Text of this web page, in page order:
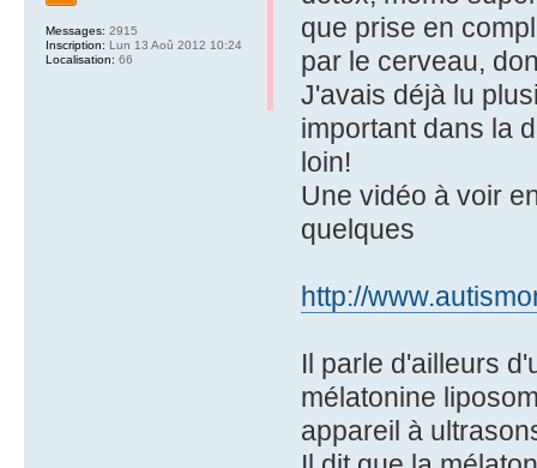
que prise en
par le cerveau,
J'avais déjà lu
important dans la
loin!
Une vidéo à voir
quelques
http://
Il parle d'ailleurs
mélatonine
appareil à
Messages: 2915
Inscription: Lun 13 Aoû 2012 10:24
Localisation: 66